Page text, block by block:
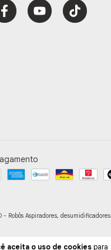
aceita o uso de cookies para
- Robôs Aspiradores,